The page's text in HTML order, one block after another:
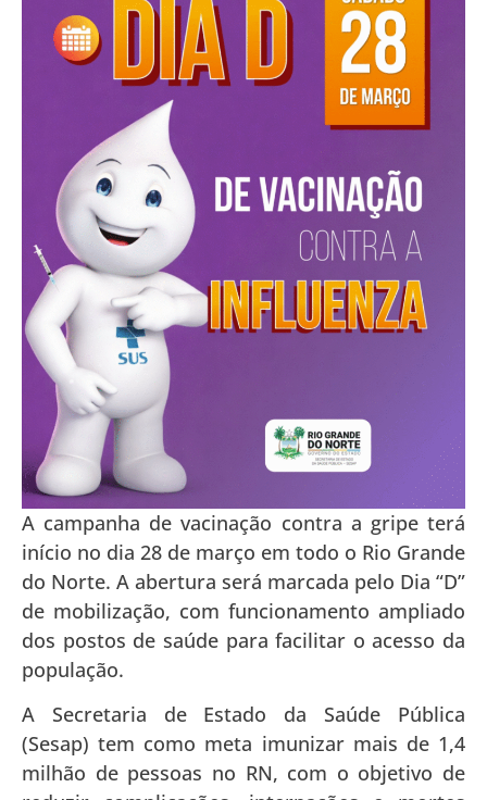
A campanha de vacinação contra a gripe terá
início no dia 28 de março em todo o Rio Grande
do Norte. A abertura será marcada pelo Dia “D”
de mobilização, com funcionamento ampliado
dos postos de saúde para facilitar o acesso da
população.
A Secretaria de Estado da Saúde Pública
(Sesap) tem como meta imunizar mais de 1,4
milhão de pessoas no RN, com o objetivo de